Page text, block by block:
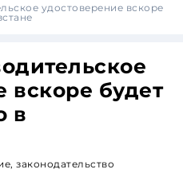
удостоверение вскоре
вскоре будет
в
, законодательство